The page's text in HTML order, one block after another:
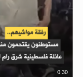
0.30